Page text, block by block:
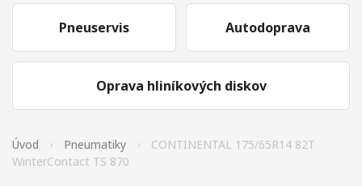
Pneuservis
Oprava hliníkových diskov
Autodoprava
Úvod Pneumatiky
CONTINENTAL 175/65R14 82T
WinterContact TS 870